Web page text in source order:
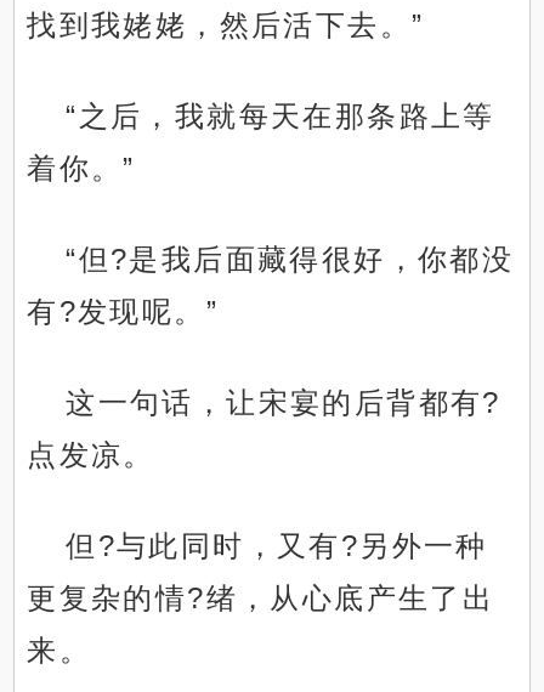
找到我姥姥，然后活下去。”
“之后，我就每天在那条路上等
着你。”
“但?是我后面藏得很好，你都没
有?发现呢。”
这一句话，让宋宴的后背都有?
点发凉。
但?与此同时，又有?另外一种
更复杂的情?绪，从心底产生了出
来。